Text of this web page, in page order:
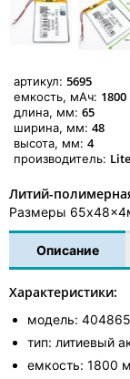
артикул: 5695
емкость, мАч: 1800
длина, мм: 65
ширина, мм: 48
высота, мм: 4
производитель:
Литий-
Размеры
Описание
Характеристики:
модель: 404865
тип: литиевый
емкость: 1800